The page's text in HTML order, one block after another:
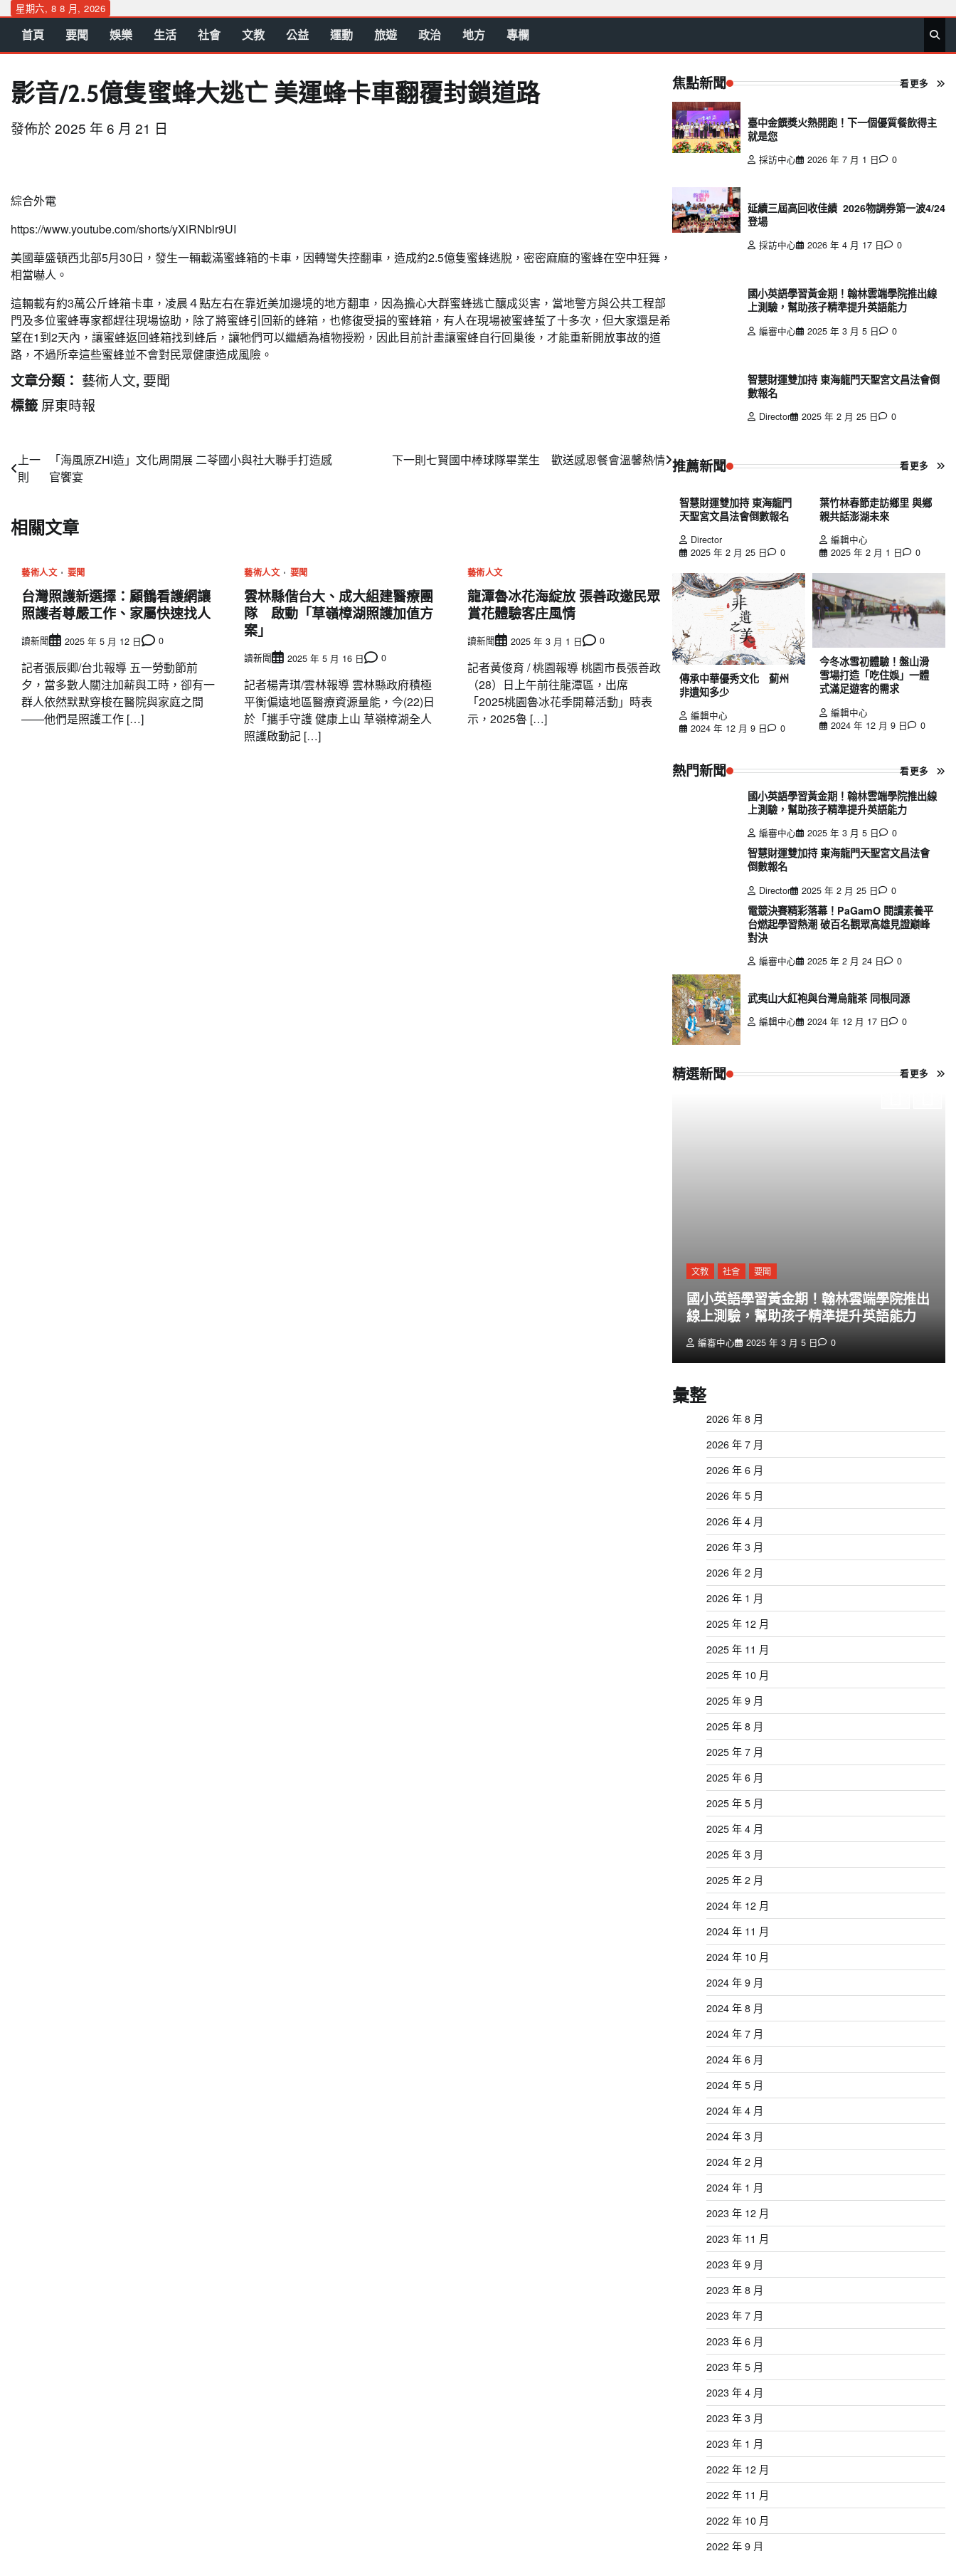
Skip
content
星期六, 8 8 月, 2026
首 要 娛 生 社 文 公 運 旅 政 地
方
專
欄
首頁 要聞 娛樂 生活 社會 文教 公益 運動 旅遊 政治 地方 專欄
影音/2.5億隻蜜蜂大逃亡 美運蜂卡車翻覆封鎖道路
發佈於2025 年 6 月 21 日
綜合外電
https://www.youtube.com/shorts/yXiRNblr9UI
美國華盛頓西北部5月30日，發生一輛載滿蜜蜂箱的卡車，因轉彎失控翻車，造成約2.5億隻蜜蜂逃脫，密密麻麻的蜜蜂在空中狂舞，
相當嚇人。
這輛載有約3萬公斤蜂箱卡車，凌晨４點左右在靠近美加邊境的地方翻車，因為擔心大群蜜蜂逃亡釀成災害，當地警方與公共工程部
門及多位蜜蜂專家都趕往現場協助，除了將蜜蜂引回新的蜂箱，也修復受損的蜜蜂箱，有人在現場被蜜蜂蜇了十多次，但大家還是希
望在1到2天內，讓蜜蜂返回蜂箱找到蜂后，讓牠們可以繼續為植物授粉，因此目前計畫讓蜜蜂自行回巢後，才能重新開放事故的道
路，不過所幸這些蜜蜂並不會對民眾健康造成風險。
文章分類： 藝術人文, 要聞
標籤 屏東時報
文
章
導
覽
上一
則
「海風原ZHI造」文化周開展 二苓國小與社大聯手打造感
官饗宴
下一則七賢國中棒球隊畢業生 歡送感恩餐會溫馨熱情
相關文章
藝術人文 要聞
台灣照護新選擇：顧鶴看護網讓
照護者尊嚴工作、家屬快速找人
讀新聞 2025 年 5 月 12 日 0
記者張辰卿/台北報導 五一勞動節前
夕，當多數人關注加薪與工時，卻有一
群人依然默默穿梭在醫院與家庭之間
——他們是照護工作 […]
藝術人文 要聞
雲林縣偕台大、成大組建醫療團
隊 啟動「草嶺樟湖照護加值方
案」
讀新聞 2025 年 5 月 16 日 0
記者楊青琪/雲林報導 雲林縣政府積極
平衡偏遠地區醫療資源量能，今(22)日
於「攜手守護 健康上山 草嶺樟湖全人
照護啟動記 […]
藝術人文
龍潭魯冰花海綻放 張善政邀民眾
賞花體驗客庄風情
讀新聞 2025 年 3 月 1 日 0
記者黃俊育 / 桃園報導 桃園市長張善政
（28）日上午前往龍潭區，出席
「2025桃園魯冰花季開幕活動」時表
示，2025魯 […]
焦點新聞 看更多
臺中金饌獎火熱開跑！下一個優質餐飲得主
就是您
採訪中心 2026 年 7 月 1 日 0
延續三屆高回收佳績 2026物調券第一波4/24
登場
採訪中心 2026 年 4 月 17 日 0
國小英語學習黃金期！翰林雲端學院推出線
上測驗，幫助孩子精準提升英語能力
編審中心 2025 年 3 月 5 日 0
智慧財運雙加持 東海龍門天聖宮文昌法會倒
數報名
Director 2025 年 2 月 25 日 0
推薦新聞 看更多
智慧財運雙加持 東海龍門
天聖宮文昌法會倒數報名
Director
2025 年 2 月 25 日
0
葉竹林春節走訪鄉里 與鄉
親共話澎湖未來
編輯中心
2025 年 2 月 1 日
0
傳承中華優秀文化 薊州
非遺知多少
編輯中心
2024 年 12 月 9 日
0
今冬冰雪初體驗！盤山滑
雪場打造「吃住娛」一體
式滿足遊客的需求
編輯中心
2024 年 12 月 9 日
0
熱門新聞 看更多
國小英語學習黃金期！翰林雲端學院推出線
上測驗，幫助孩子精準提升英語能力
編審中心 2025 年 3 月 5 日 0
智慧財運雙加持 東海龍門天聖宮文昌法會
倒數報名
Director 2025 年 2 月 25 日 0
電競決賽精彩落幕！PaGamO 閱讀素養平
台燃起學習熱潮 破百名觀眾高雄見證巔峰
對決
編審中心 2025 年 2 月 24 日 0
武夷山大紅袍與台灣烏龍茶 同根同源
編輯中心 2024 年 12 月 17 日 0
精選新聞 看更多
文教 社會 要聞
國小英語學習黃金期！翰林雲端學院推出
線上測驗，幫助孩子精準提升英語能力
編審中心 2025 年 3 月 5 日 0
彙整
2026 年 8 月
2026 年 7 月
2026 年 6 月
2026 年 5 月
2026 年 4 月
2026 年 3 月
2026 年 2 月
2026 年 1 月
2025 年 12 月
2025 年 11 月
2025 年 10 月
2025 年 9 月
2025 年 8 月
2025 年 7 月
2025 年 6 月
2025 年 5 月
2025 年 4 月
2025 年 3 月
2025 年 2 月
2024 年 12 月
2024 年 11 月
2024 年 10 月
2024 年 9 月
2024 年 8 月
2024 年 7 月
2024 年 6 月
2024 年 5 月
2024 年 4 月
2024 年 3 月
2024 年 2 月
2024 年 1 月
2023 年 12 月
2023 年 11 月
2023 年 9 月
2023 年 8 月
2023 年 7 月
2023 年 6 月
2023 年 5 月
2023 年 4 月
2023 年 3 月
2023 年 1 月
2022 年 12 月
2022 年 11 月
2022 年 10 月
2022 年 9 月